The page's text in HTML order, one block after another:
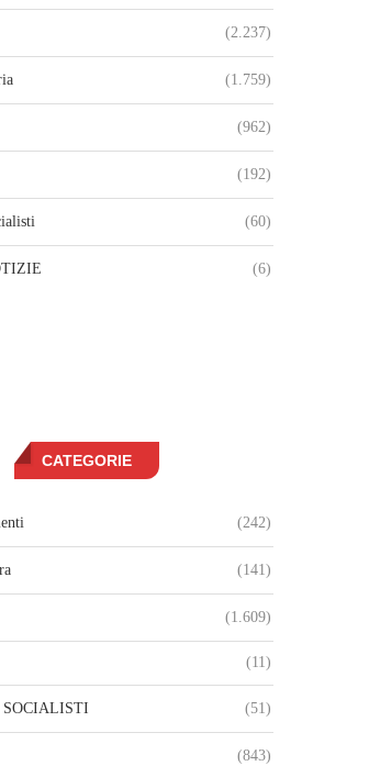
(2.237)
(1.759)
(962)
(192)
(60)
(6)
CATEGORIE
(242)
(141)
(1.609)
(11)
SOCIALISTI (51)
(843)